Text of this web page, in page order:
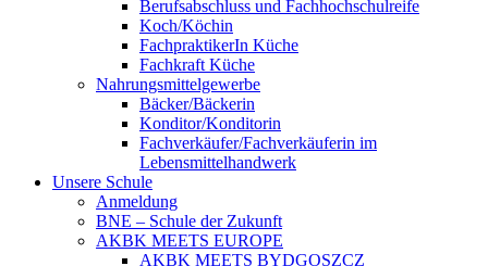
Berufsabschluss und Fachhochschulreife
Koch/Köchin
FachpraktikerIn Küche
Fachkraft Küche
Nahrungsmittelgewerbe
Bäcker/Bäckerin
Konditor/Konditorin
Fachverkäufer/Fachverkäuferin im
Lebensmittelhandwerk
Unsere Schule
Anmeldung
BNE – Schule der Zukunft
AKBK MEETS EUROPE
AKBK MEETS BYDGOSZCZ